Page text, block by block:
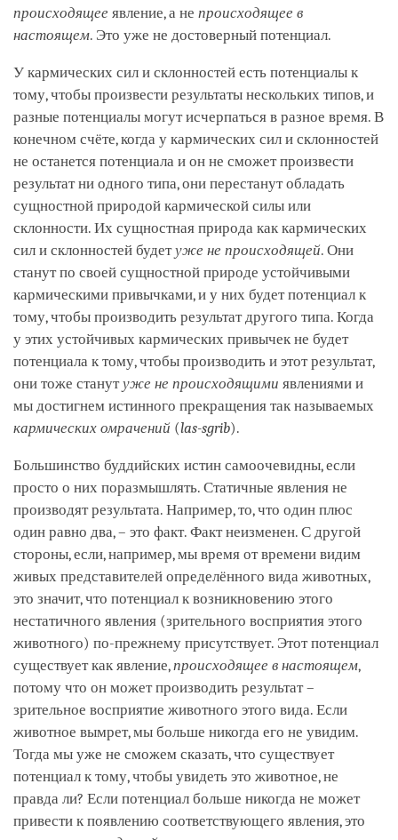
происходящее явление, а не происходящее в
настоящем. Это уже не достоверный потенциал.
У кармических сил и склонностей есть потенциалы к
тому, чтобы произвести результаты нескольких типов, и
разные потенциалы могут исчерпаться в разное время. В
конечном счёте, когда у кармических сил и склонностей
не останется потенциала и он не сможет произвести
результат ни одного типа, они перестанут обладать
сущностной природой кармической силы или
склонности. Их сущностная природа как кармических
сил и склонностей будетуже не происходящей. Они
станут по своей сущностной природе устойчивыми
кармическими привычками, и у них будет потенциал к
тому, чтобы производить результат другого типа. Когда
у этих устойчивых кармических привычек не будет
потенциала к тому, чтобы производить и этот результат,
они тоже станутуже не происходящими явлениями и
мы достигнем истинного прекращения так называемых
кармических омрачений (las-sgrib).
Большинство буддийских истин самоочевидны, если
просто о них поразмышлять. Статичные явления не
производят результата. Например, то, что один плюс
один равно два, – это факт. Факт неизменен. С другой
стороны, если, например, мы время от времени видим
живых представителей определённого вида животных,
это значит, что потенциал к возникновению этого
нестатичного явления (зрительного восприятия этого
животного) по-прежнему присутствует. Этот потенциал
существует как явление,происходящее в настоящем,
потому что он может производить результат –
зрительное восприятие животного этого вида. Если
животное вымрет, мы больше никогда его не увидим.
Тогда мы уже не сможем сказать, что существует
потенциал к тому, чтобы увидеть это животное, не
правда ли? Если потенциал больше никогда не может
привести к появлению соответствующего явления, это